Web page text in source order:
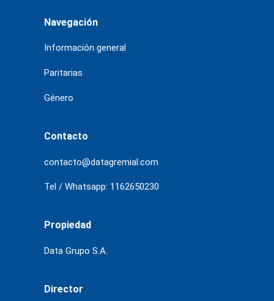
Navegación
Información general
Paritarias
Género
Contacto
contacto@datagremial.com
Tel / Whatsapp: 1162650230
Propiedad
Data Grupo S.A.
Director